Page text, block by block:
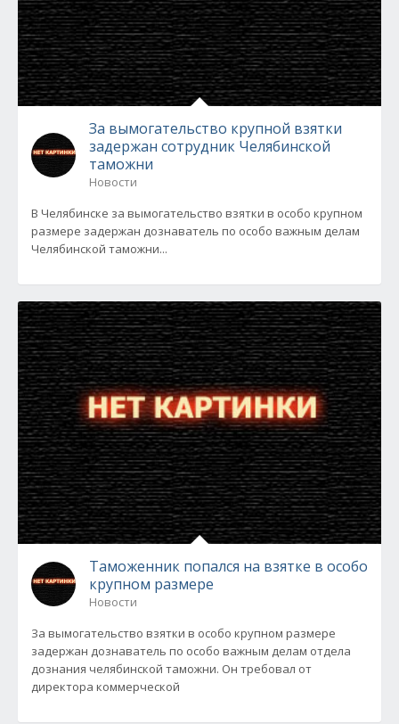
За вымогательство крупной взятки
задержан сотрудник Челябинской
таможни
Новости
В Челябинске за вымогательство взятки в особо крупном
размере задержан дознаватель по особо важным делам
Челябинской таможни...
Таможенник попался на взятке в особо
крупном размере
Новости
За вымогательство взятки в особо крупном размере
задержан дознаватель по особо важным делам отдела
дознания челябинской таможни. Он требовал от
директора коммерческой